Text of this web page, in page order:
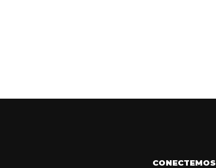
CONECTEMOS